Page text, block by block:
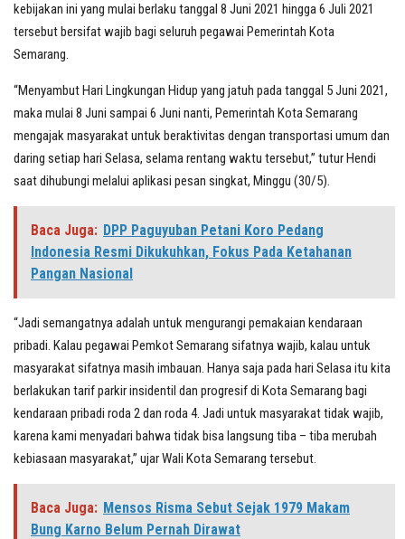
kebijakan ini yang mulai berlaku tanggal 8 Juni 2021 hingga 6 Juli 2021
tersebut bersifat wajib bagi seluruh pegawai Pemerintah Kota
Semarang.
“Menyambut Hari Lingkungan Hidup yang jatuh pada tanggal 5 Juni 2021,
maka mulai 8 Juni sampai 6 Juni nanti, Pemerintah Kota Semarang
mengajak masyarakat untuk beraktivitas dengan transportasi umum dan
daring setiap hari Selasa, selama rentang waktu tersebut,” tutur Hendi
saat dihubungi melalui aplikasi pesan singkat, Minggu (30/5).
Baca Juga: DPP Paguyuban Petani Koro Pedang
Indonesia Resmi Dikukuhkan, Fokus Pada Ketahanan
Pangan Nasional
“Jadi semangatnya adalah untuk mengurangi pemakaian kendaraan
pribadi. Kalau pegawai Pemkot Semarang sifatnya wajib, kalau untuk
masyarakat sifatnya masih imbauan. Hanya saja pada hari Selasa itu kita
berlakukan tarif parkir insidentil dan progresif di Kota Semarang bagi
kendaraan pribadi roda 2 dan roda 4. Jadi untuk masyarakat tidak wajib,
karena kami menyadari bahwa tidak bisa langsung tiba – tiba merubah
kebiasaan masyarakat,” ujar Wali Kota Semarang tersebut.
Baca Juga: Mensos Risma Sebut Sejak 1979 Makam
Bung Karno Belum Pernah Dirawat